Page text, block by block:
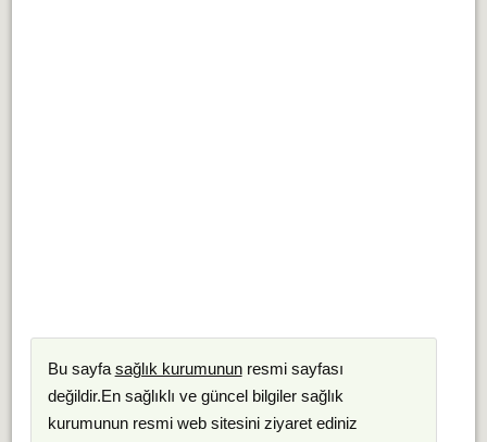
Bu sayfa sağlık kurumununresmi sayfası
değildir.En sağlıklı ve güncel bilgiler sağlık
kurumunun resmi web sitesini ziyaret ediniz